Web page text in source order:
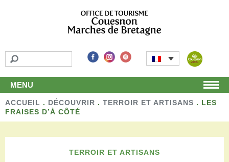
MENU
Accueil
Découvrir
Les activités de loisirs
ACCUEIL . DÉCOUVRIR . TERROIR ET ARTISANS . LES
FRAISES D’À CÔTÉ
TERROIR ET ARTISANS